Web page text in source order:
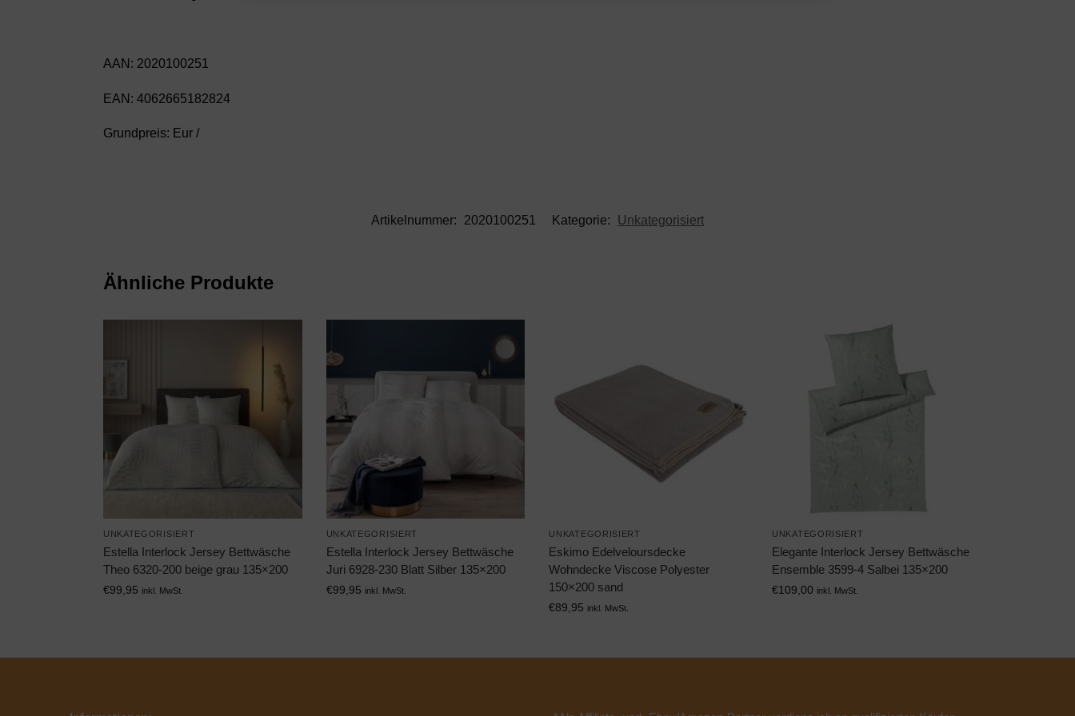
AAN: 2020100251
EAN: 4062665182824
Grundpreis: Eur /
Artikelnummer: 2020100251 Kategorie: Unkategorisiert
Ähnliche Produkte
UNKATEGORISIERT
Estella Interlock Jersey Bettwäsche
Theo 6320-200 beige grau 135×200
€99,95 inkl. MwSt.
UNKATEGORISIERT
Estella Interlock Jersey Bettwäsche
Juri 6928-230 Blatt Silber 135×200
€99,95 inkl. MwSt.
UNKATEGORISIERT
Eskimo Edelveloursdecke
Wohndecke Viscose Polyester
150×200 sand
€89,95 inkl. MwSt.
UNKATEGORISIERT
Elegante Interlock Jersey Bettwäsche
Ensemble 3599-4 Salbei 135×200
€109,00 inkl. MwSt.